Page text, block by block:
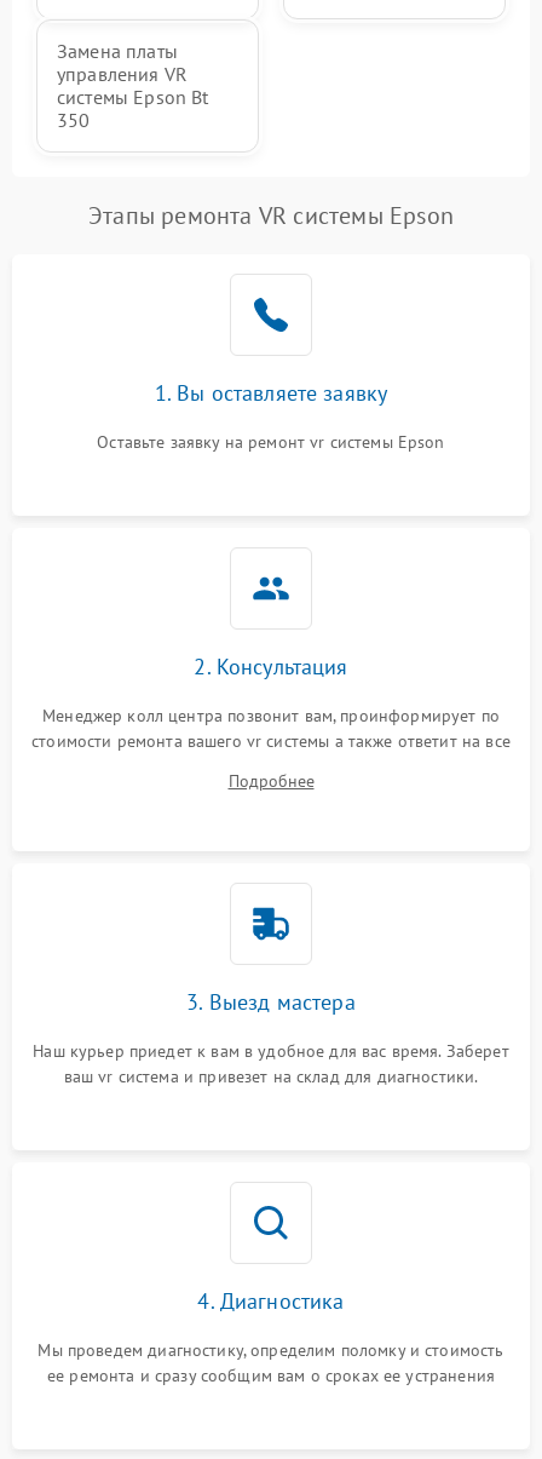
Замена платы
управления VR
системы Epson Bt
350
Этапы ремонта VR системы Epson
1. Вы оставляете заявку
Оставьте заявку на ремонт vr системы Epson
2. Консультация
Менеджер колл центра позвонит вам, проинформирует по
стоимости ремонта вашего vr системы а также ответит на все
Подробнее
3. Выезд мастера
Наш курьер приедет к вам в удобное для вас время. Заберет
ваш vr система и привезет на склад для диагностики.
4. Диагностика
Мы проведем диагностику, определим поломку и стоимость
ее ремонта и сразу сообщим вам о сроках ее устранения